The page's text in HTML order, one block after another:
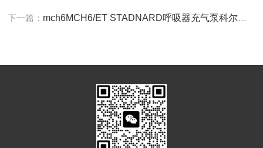
下一篇： mch6MCH6/ET STADNARD呼吸器充气泵科尔奇厂家